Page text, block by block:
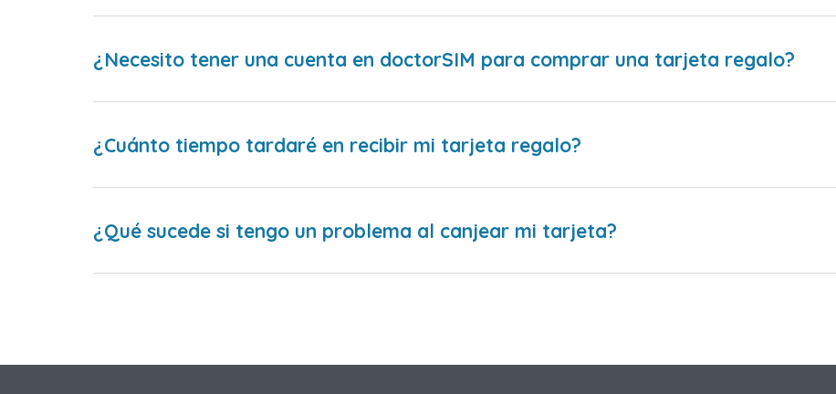
¿Necesito tener una cuenta en doctorSIM para comprar una tarjeta regalo?
¿Cuánto tiempo tardaré en recibir mi tarjeta regalo?
¿Qué sucede si tengo un problema al canjear mi tarjeta?